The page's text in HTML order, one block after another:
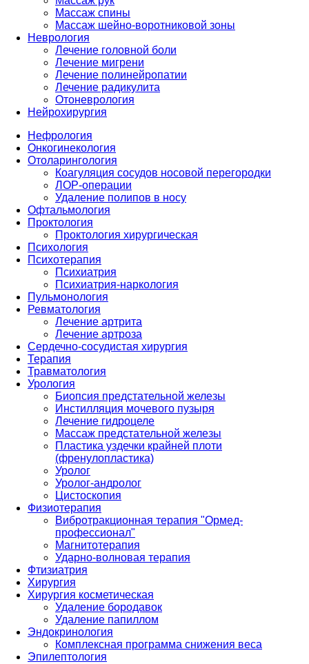
Массаж спины
Массаж шейно-воротниковой зоны
Неврология
Лечение головной боли
Лечение мигрени
Лечение полинейропатии
Лечение радикулита
Отоневрология
Нейрохирургия
Нефрология
Онкогинекология
Отоларингология
Коагуляция сосудов носовой перегородки
ЛОР-операции
Удаление полипов в носу
Офтальмология
Проктология
Проктология хирургическая
Психология
Психотерапия
Психиатрия
Психиатрия-наркология
Пульмонология
Ревматология
Лечение артрита
Лечение артроза
Сердечно-сосудистая хирургия
Терапия
Травматология
Урология
Биопсия предстательной железы
Инстилляция мочевого пузыря
Лечение гидроцеле
Массаж предстательной железы
Пластика уздечки крайней плоти
(френулопластика)
Уролог
Уролог-андролог
Цистоскопия
Физиотерапия
Вибротракционная терапия "Ормед-
профессионал"
Магнитотерапия
Ударно-волновая терапия
Фтизиатрия
Хирургия
Хирургия косметическая
Удаление бородавок
Удаление папиллом
Эндокринология
Комплексная программа снижения веса
Эпилептология